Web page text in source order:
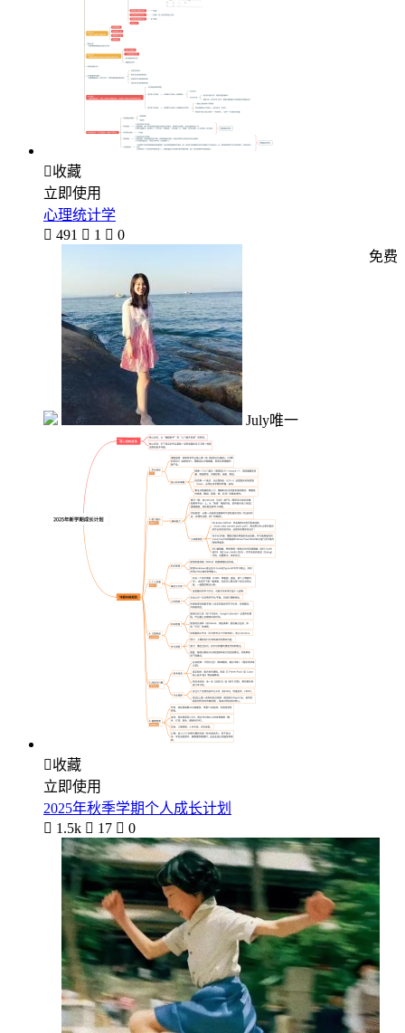
收藏
立即使用
心理统计学
 491  1  0
July唯一
免费
收藏
立即使用
2025年秋季学期个人成长计划
 1.5k  17  0